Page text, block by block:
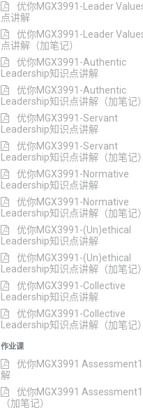
优你MGX3991-Leader
点讲解
优你MGX3991-Leader
点讲解（加笔记）
优你MGX3991-Authentic
Leadership知识点讲解
优你MGX3991-Authentic
Leadership知识点讲解（加笔记）
优你MGX3991-Servant
Leadership知识点讲解
优你MGX3991-Servant
Leadership知识点讲解（加笔记）
优你MGX3991-Normative
Leadership知识点讲解
优你MGX3991-Normative
Leadership知识点讲解（加笔记）
优你MGX3991-(Un)ethical
Leadership知识点讲解
优你MGX3991-(Un)ethical
Leadership知识点讲解（加笔记）
优你MGX3991-Collective
Leadership知识点讲解
优你MGX3991-Collective
Leadership知识点讲解（加笔记）
作业课
优你MGX3991
解
优你MGX3991
（加笔记）